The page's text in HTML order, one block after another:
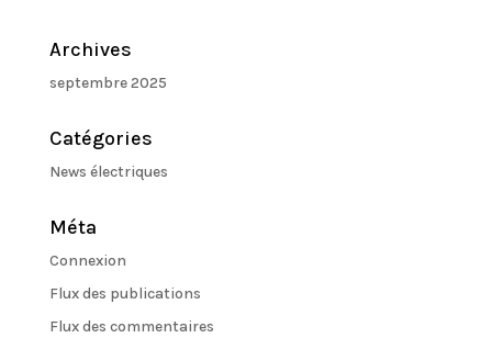
Archives
septembre 2025
Catégories
News électriques
Méta
Connexion
Flux des publications
Flux des commentaires